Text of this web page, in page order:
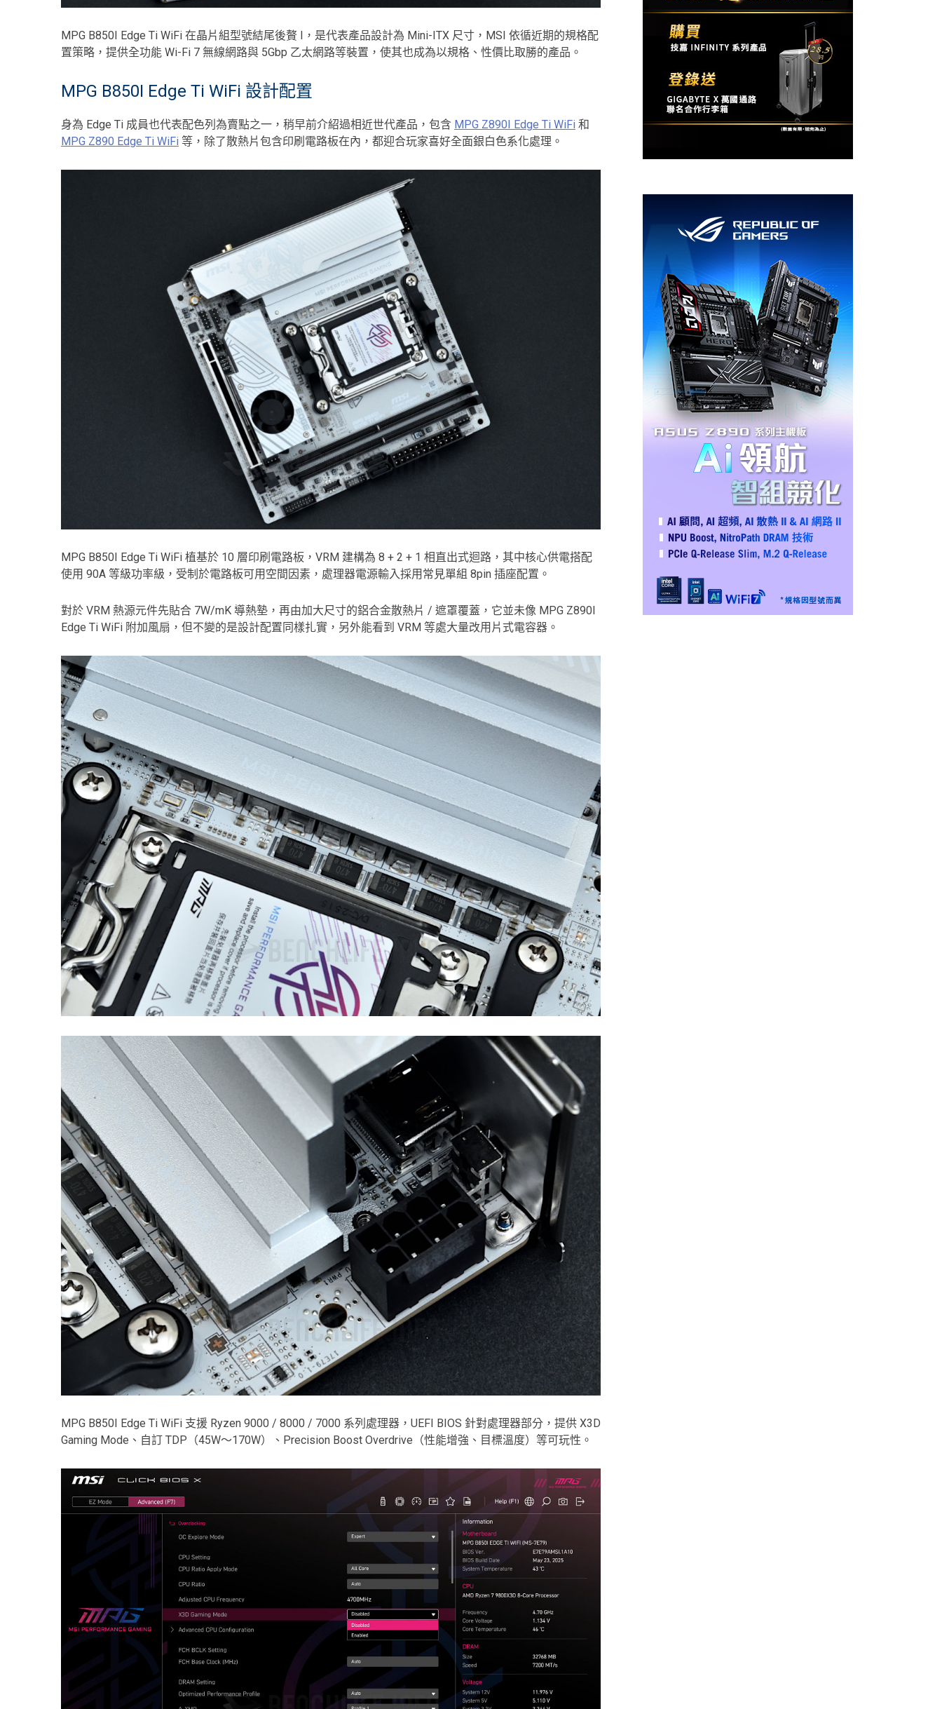
MPG B850I Edge Ti WiFi 在晶片組型號結尾後贅 I，是代表產品設計為 Mini-ITX 尺寸，MSI 依循近期的規格配
置策略，提供全功能 Wi-Fi 7 無線網路與 5Gbp 乙太網路等裝置，使其也成為以規格、性價比取勝的產品。
MPG B850I Edge Ti WiFi 設計配置
身為 Edge Ti 成員也代表配色列為賣點之一，稍早前介紹過相近世代產品，包含 MPG Z890I Edge Ti WiFi 和
MPG Z890 Edge Ti WiFi 等，除了散熱片包含印刷電路板在內，都迎合玩家喜好全面銀白色系化處理。
MPG B850I Edge Ti WiFi 植基於 10 層印刷電路板，VRM 建構為 8 + 2 + 1 相直出式迴路，其中核心供電搭配
使用 90A 等級功率級，受制於電路板可用空間因素，處理器電源輸入採用常見單組 8pin 插座配置。
對於 VRM 熱源元件先貼合 7W/mK 導熱墊，再由加大尺寸的鋁合金散熱片 / 遮罩覆蓋，它並未像 MPG Z890I
Edge Ti WiFi 附加風扇，但不變的是設計配置同樣扎實，另外能看到 VRM 等處大量改用片式電容器。
MPG B850I Edge Ti WiFi 支援 Ryzen 9000 / 8000 / 7000 系列處理器，UEFI BIOS 針對處理器部分，提供 X3D
Gaming Mode、自訂 TDP（45W～170W）、Precision Boost Overdrive（性能增強、目標溫度）等可玩性。